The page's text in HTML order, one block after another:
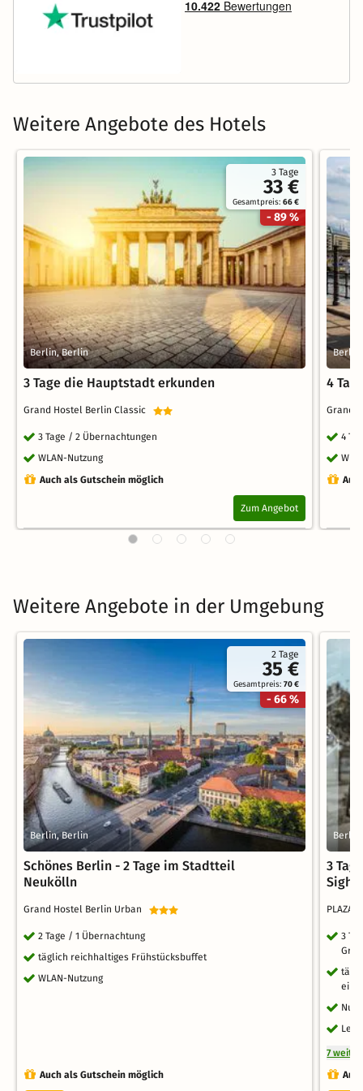
Weitere Angebote des Hotels
3 Tage
33 €
Gesamtpreis:66 €
- 89 %
Berlin, Berlin
3 Tage die Hauptstadt erkunden
Grand Hostel Berlin Classic
3 Tage / 2 Übernachtungen
WLAN-Nutzung
Auch als Gutschein möglich
Zum Angebot
4
Grand
4
Weitere Angebote in der Umgebung
2 Tage
35 €
Gesamtpreis:70 €
- 66 %
Berlin, Berlin
Schönes Berlin - 2 Tage im Stadtteil
Neukölln
Grand Hostel Berlin Urban
2 Tage / 1 Übernachtung
täglich reichhaltiges Frühstücksbuffet
WLAN-Nutzung
Auch als Gutschein möglich
3
PLAZA
3
7